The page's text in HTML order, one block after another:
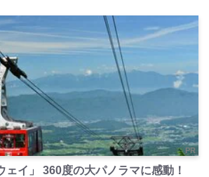
PR
ェイ」 360度の大パノラマに感動！